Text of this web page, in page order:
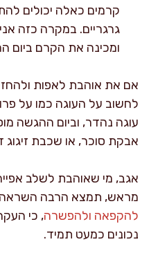
קרמים כאלה יכולים
גרגריים. במקרה כזה
ומכינה את הקרם ביום
אם את אוהבת לאפות
לחשוב על העוגה כמו על
עוגה נהדר, וביום ההגשה
אבקת סוכר, או שכבת זיגוג
אגב, מי שאוהבת לשלב
מראש, תמצא הרבה השראה
להקפאה ולהפשרה, כי
נכונים כמעט תמיד.